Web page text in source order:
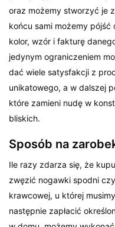
oraz możemy stworzyć je
końcu sami możemy
kolor, wzór i fakturę
jedynym ograniczeniem
dać wiele satysfakcji z
unikatowego, a w dalszej
które zamieni nudę w
bliskich.
Sposób na
Ile razy zdarza się, że
zwęzić nogawki spodni
krawcowej, u której
następnie zapłacić